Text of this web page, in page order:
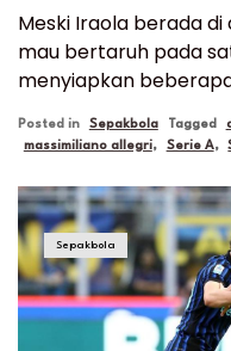
Meski Iraola berada
mau bertaruh pada
menyiapkan
Posted in Sepakbola Tagged
massimiliano allegri, Serie A,
Sepakbola